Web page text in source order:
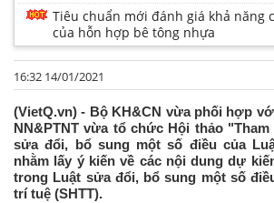
Tiêu chuẩn mới đánh giá khả năng
của hỗn hợp bê tông nhựa
16:32 14/01/2021
(VietQ.vn) - Bộ KH&CN vừa phối hợp
NN&PTNT vừa tổ chức Hội thảo
sửa đổi, bổ sung một số điều của
nhằm lấy ý kiến về các nội dung dự
trong Luật sửa đổi, bổ sung một số
trí tuệ (SHTT).